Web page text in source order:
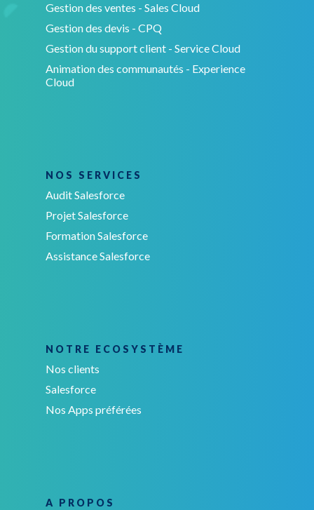
Gestion des ventes - Sales Cloud
Gestion des devis - CPQ
Gestion du support client - Service Cloud
Animation des communautés - Experience
Cloud
NOS SERVICES
Audit Salesforce
Projet Salesforce
Formation Salesforce
Assistance Salesforce
NOTRE ECOSYSTÈME
Nos clients
Salesforce
Nos Apps préférées
A PROPOS